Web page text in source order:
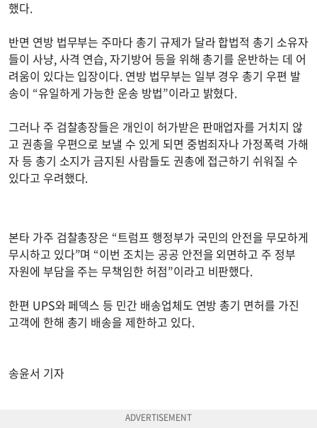
했다.
반면 연방 법무부는 주마다 총기 규제가 달라 합법적 총기 소유자
들이 사냥, 사격 연습, 자기방어 등을 위해 총기를 운반하는 데 어
려움이 있다는 입장이다. 연방 법무부는 일부 경우 총기 우편 발
송이 “유일하게 가능한 운송 방법”이라고 밝혔다.
그러나 주 검찰총장들은 개인이 허가받은 판매업자를 거치지 않
고 권총을 우편으로 보낼 수 있게 되면 중범죄자나 가정폭력 가해
자 등 총기 소지가 금지된 사람들도 권총에 접근하기 쉬워질 수
있다고 우려했다.
본타 가주 검찰총장은 “트럼프 행정부가 국민의 안전을 무모하게
무시하고 있다”며 “이번 조치는 공공 안전을 외면하고 주 정부
자원에 부담을 주는 무책임한 허점”이라고 비판했다.
한편 UPS와 페덱스 등 민간 배송업체도 연방 총기 면허를 가진
고객에 한해 총기 배송을 제한하고 있다.
송윤서 기자